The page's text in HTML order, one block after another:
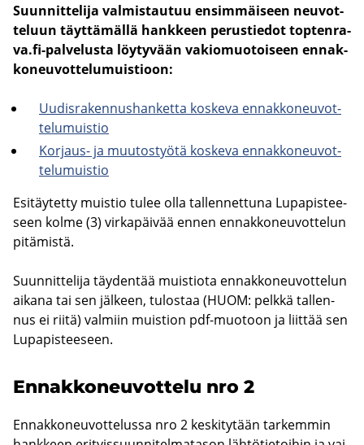
Suun­nit­te­li­ja val­mis­tau­tuu en­sim­mäi­seen neu­vot­
te­luun täyt­tä­mäl­lä hank­keen pe­rus­tie­dottop­ten­ra­
va.fi-​palvelusta löy­ty­vään va­kio­muo­toi­seen en­nak­
ko­neu­vot­te­lu­muis­tioon:
Uu­dis­ra­ken­nus­han­ket­ta kos­ke­va en­nak­ko­neu­vot­
te­lu­muis­tio
Korjaus-​ ja muu­tos­työ­tä kos­ke­va en­nak­ko­neu­vot­
te­lu­muis­tio
Esi­täy­tet­ty muis­tio tulee olla tal­len­net­tu­na Lu­pa­pis­tee­
seen kolme (3) vir­ka­päi­vää ennen en­nak­ko­neu­vot­te­lun
pi­tä­mis­tä.
Suun­nit­te­li­ja täy­den­tää muis­tio­ta en­nak­ko­neu­vot­te­lun
ai­ka­na tai sen jäl­keen, tu­los­taa (HUOM: pelk­kä tal­len­
nus ei riitä) val­miin muis­tion pdf-​muotoon ja liit­tää sen
Lu­pa­pis­tee­seen.
En­nak­ko­neu­vot­te­lu nro 2
En­nak­ko­neu­vot­te­lus­sa nro 2 kes­ki­ty­tään tar­kem­min